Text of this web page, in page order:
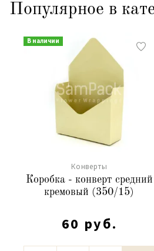
Популярное в
В наличии
Конверты
Коробка - конверт средний
кремовый (350/15)
60 руб.